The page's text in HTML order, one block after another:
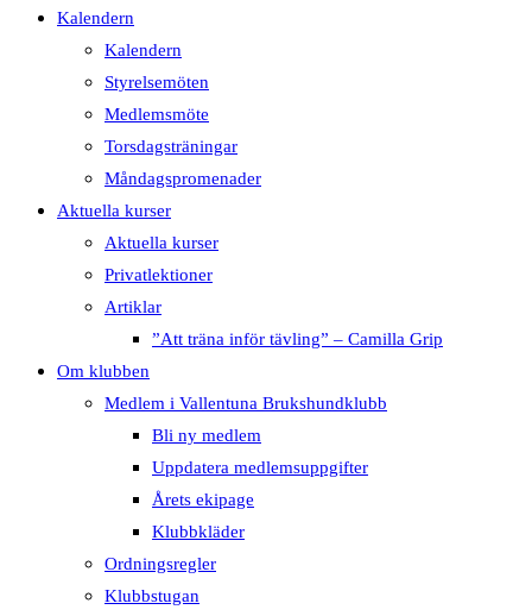
Kalendern
Kalendern
Styrelsemöten
Medlemsmöte
Torsdagsträningar
Måndagspromenader
Aktuella kurser
Aktuella kurser
Privatlektioner
Artiklar
”Att träna inför tävling” – Camilla Grip
Om klubben
Medlem i Vallentuna Brukshundklubb
Bli ny medlem
Uppdatera medlemsuppgifter
Årets ekipage
Klubbkläder
Ordningsregler
Klubbstugan